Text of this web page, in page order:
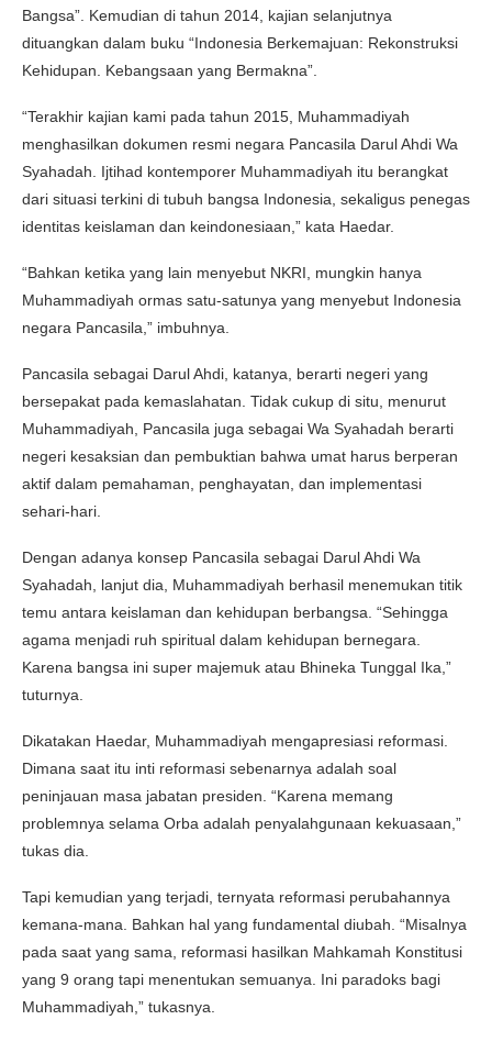
Bangsa”. Kemudian di tahun 2014, kajian selanjutnya
dituangkan dalam buku “Indonesia Berkemajuan: Rekonstruksi
Kehidupan. Kebangsaan yang Bermakna”.
“Terakhir kajian kami pada tahun 2015, Muhammadiyah
menghasilkan dokumen resmi negara Pancasila Darul Ahdi Wa
Syahadah. Ijtihad kontemporer Muhammadiyah itu berangkat
dari situasi terkini di tubuh bangsa Indonesia, sekaligus penegas
identitas keislaman dan keindonesiaan,” kata Haedar.
“Bahkan ketika yang lain menyebut NKRI, mungkin hanya
Muhammadiyah ormas satu-satunya yang menyebut Indonesia
negara Pancasila,” imbuhnya.
Pancasila sebagai Darul Ahdi, katanya, berarti negeri yang
bersepakat pada kemaslahatan. Tidak cukup di situ, menurut
Muhammadiyah, Pancasila juga sebagai Wa Syahadah berarti
negeri kesaksian dan pembuktian bahwa umat harus berperan
aktif dalam pemahaman, penghayatan, dan implementasi
sehari-hari.
Dengan adanya konsep Pancasila sebagai Darul Ahdi Wa
Syahadah, lanjut dia, Muhammadiyah berhasil menemukan titik
temu antara keislaman dan kehidupan berbangsa. “Sehingga
agama menjadi ruh spiritual dalam kehidupan bernegara.
Karena bangsa ini super majemuk atau Bhineka Tunggal Ika,”
tuturnya.
Dikatakan Haedar, Muhammadiyah mengapresiasi reformasi.
Dimana saat itu inti reformasi sebenarnya adalah soal
peninjauan masa jabatan presiden. “Karena memang
problemnya selama Orba adalah penyalahgunaan kekuasaan,”
tukas dia.
Tapi kemudian yang terjadi, ternyata reformasi perubahannya
kemana-mana. Bahkan hal yang fundamental diubah. “Misalnya
pada saat yang sama, reformasi hasilkan Mahkamah Konstitusi
yang 9 orang tapi menentukan semuanya. Ini paradoks bagi
Muhammadiyah,” tukasnya.